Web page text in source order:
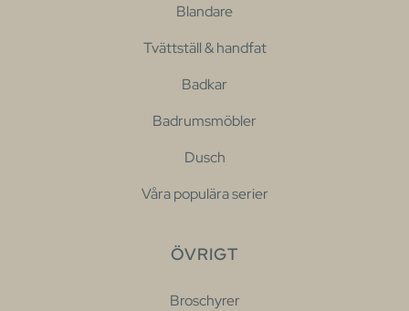
Blandare
Tvättställ & handfat
Badkar
Badrumsmöbler
Dusch
Våra populära serier
ÖVRIGT
Broschyrer